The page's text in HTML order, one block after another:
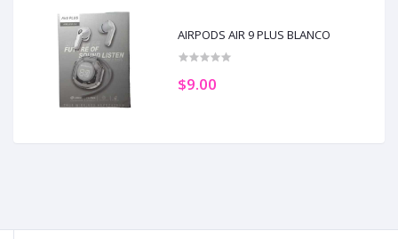
AIRPODS AIR 9 PLUS BLANCO
$9.00